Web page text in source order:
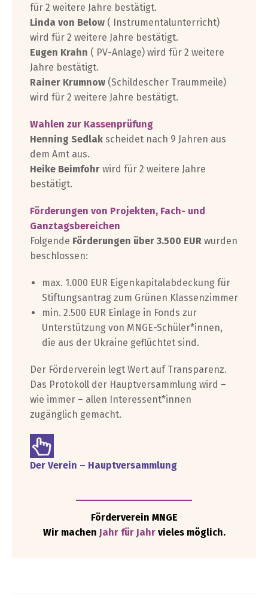
für 2 weitere Jahre bestätigt.
Linda von Below ( Instrumentalunterricht)
wird für 2 weitere Jahre bestätigt.
Eugen Krahn ( PV-Anlage) wird für 2 weitere
Jahre bestätigt.
Rainer Krumnow (Schildescher Traummeile)
wird für 2 weitere Jahre bestätigt.
Wahlen zur Kassenprüfung
Henning Sedlak scheidet nach 9 Jahren aus
dem Amt aus.
Heike Beimfohr wird für 2 weitere Jahre
bestätigt.
Förderungen von Projekten, Fach- und
Ganztagsbereichen
Folgende Förderungen über 3.500 EUR wurden
beschlossen:
max. 1.000 EUR Eigenkapitalabdeckung für
Stiftungsantrag zum Grünen Klassenzimmer
min. 2.500 EUR Einlage in Fonds zur
Unterstützung von MNGE-Schüler*innen,
die aus der Ukraine geflüchtet sind.
Der Förderverein legt Wert auf Transparenz.
Das Protokoll der Hauptversammlung wird –
wie immer – allen Interessent*innen
zugänglich gemacht.
Der Verein – Hauptversammlung
Förderverein MNGE
Wir machen Jahr für Jahr vieles möglich.